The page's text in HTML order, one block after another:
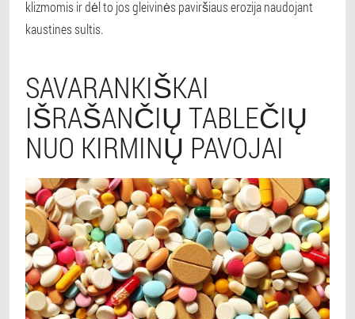
klizmomis ir dėl to jos gleivinės paviršiaus erozija naudojant
kaustines sultis.
SAVARANKIŠKAI
IŠRAŠANČIŲ TABLEČIŲ
NUO KIRMINŲ PAVOJAI